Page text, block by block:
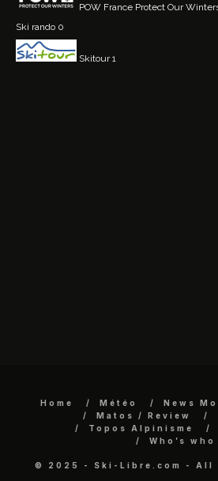
POW France Protect Our
Ski rando 0
Skitour1
Home Météo News
Matos / Review
Topos Alpinisme
Who’s who
© 2025 - Ski-Libre.com - All